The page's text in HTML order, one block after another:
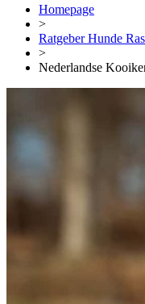
Homepage
>
Ratgeber Hunde
>
Nederlandse